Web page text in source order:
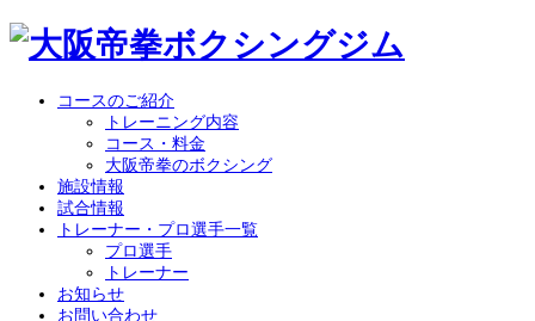
コースのご紹介
トレーニング内容
コース・料金
大阪帝拳のボクシング
施設情報
試合情報
トレーナー・プロ選手一覧
プロ選手
トレーナー
お知らせ
お問い合わせ